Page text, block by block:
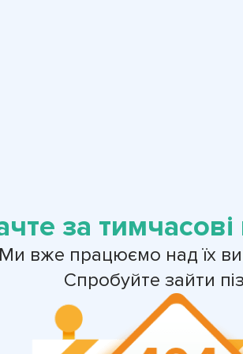
за тимчасові
вже працюємо над їх
Спробуйте зайти